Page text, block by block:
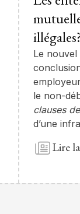
illégales?
Le nouvel
le non-
clauses
d’une
Lire